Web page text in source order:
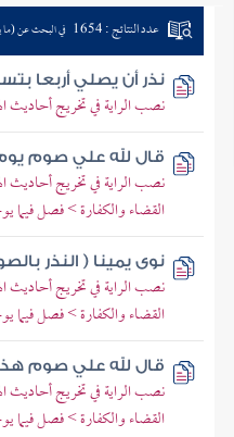
عدد النتائج : 1654 في البحث عن (ما
نذر أن يصلي أربعا
نصب الراية في تخريج أحاديث
قال لله علي صوم يوم
نصب الراية في تخريج
القضاء والكفارة > فصل فيما
نوى يمينا ( النذر
نصب الراية في تخريج
القضاء والكفارة > فصل فيما
قال لله علي صوم
نصب الراية في تخريج
القضاء والكفارة > فصل فيما